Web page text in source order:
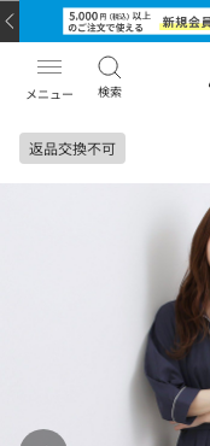
メニュー 検索
返品交換不可